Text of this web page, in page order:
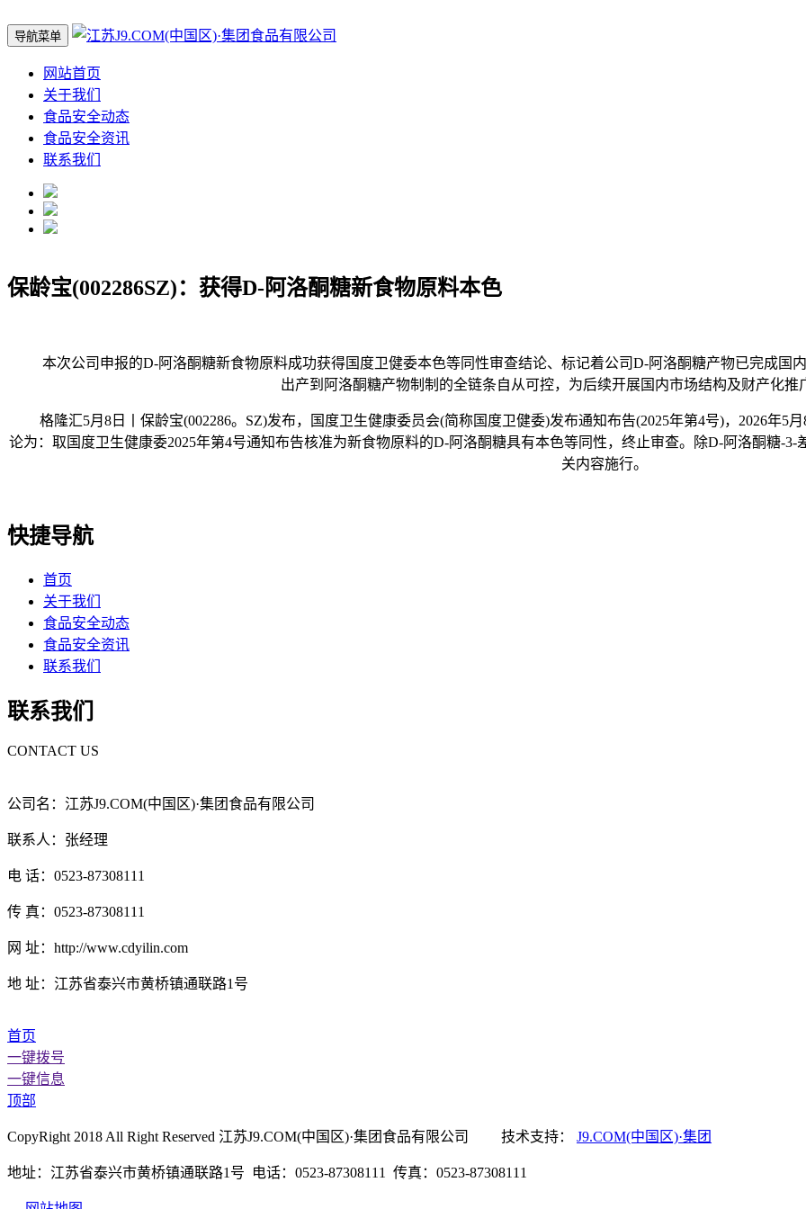
导航菜单
网站首页
关于我们
食品安全动态
食品安全资讯
联系我们
保龄宝(002286SZ)：获得D-阿洛酮糖新食物原料本色
本次公司申报的D-阿洛酮糖新食物原料成功获得国度卫健委本色等同性审查结论、标记着公司D-阿洛酮糖产物已完成国
出产到阿洛酮糖产物制制的全链条自从可控，为后续开展国内市场结构及财产化推
格隆汇5月8日丨保龄宝(002286。SZ)发布，国度卫生健康委员会(简称国度卫健委)发布通知布告(2025年第4号)，2026年5
论为：取国度卫生健康委2025年第4号通知布告核准为新食物原料的D-阿洛酮糖具有本色等同性，终止审查。除D-阿洛酮糖-
关内容施行。
快捷导航
首页
关于我们
食品安全动态
食品安全资讯
联系我们
联系我们
CONTACT US
公司名：江苏J9.COM(中国区)·集团食品有限公司
联系人：张经理
电 话：0523-87308111
传 真：0523-87308111
网 址：http://www.cdyilin.com
地 址：江苏省泰兴市黄桥镇通联路1号
首页
一键拨号
一键信息
顶部
CopyRight 2018 All Right Reserved 江苏J9.COM(中国区)·集团食品有限公司 技术支持： J9.COM(中国区)·集团
地址：江苏省泰兴市黄桥镇通联路1号 电话：0523-87308111 传真：0523-87308111